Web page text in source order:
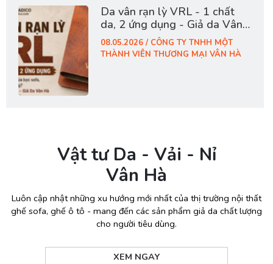
Da vân rạn lỳ VRL - 1 chất
da, 2 ứng dụng - Giả da Vân
Hà
08.05.2026 / CÔNG TY TNHH MỘT
THÀNH VIÊN THƯƠNG MẠI VÂN HÀ
Vật tư Da - Vải - Nỉ
Vân Hà
Luôn cập nhật những xu hướng mới nhất của thị trường nội thất
ghế sofa, ghế ô tô - mang đến các sản phẩm giả da chất lượng
cho người tiêu dùng.
XEM NGAY